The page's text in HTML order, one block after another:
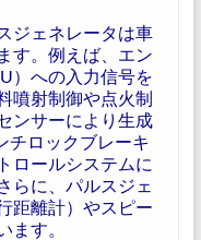
ジェネレータは車
す。例えば、エン
）への入力信号を
噴射制御や点火制
ンサーにより生成
チロックブレーキ
ロールシステムに
らに、パルスジェ
距離計）やスピー
ます。